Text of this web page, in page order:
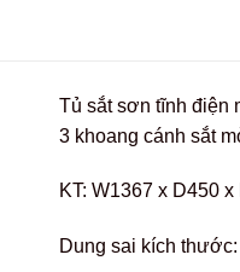
Tủ sắt sơn tĩnh điện
3 khoang cánh sắt
KT: W1367 x D450
Dung sai kích thước: